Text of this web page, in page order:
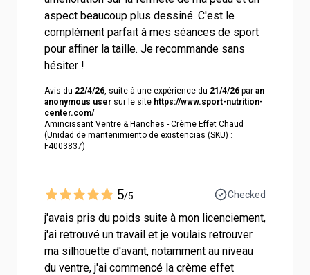
aspect beaucoup plus dessiné. C'est le
complément parfait à mes séances de sport
pour affiner la taille. Je recommande sans
hésiter !
Avis du 22/4/26 , suite à une expérience du 21/4/26 par an
anonymous user sur le site https://www.sport-nutrition-
center.com/
Amincissant Ventre & Hanches - Crème Effet Chaud
(Unidad de mantenimiento de existencias (SKU) :
F4003837)
5/5 Checked
j'avais pris du poids suite à mon licenciement,
j'ai retrouvé un travail et je voulais retrouver
ma silhouette d'avant, notamment au niveau
du ventre, j'ai commencé la crème effet